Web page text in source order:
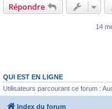
Répondre
14
QUI EST EN LIGNE
Utilisateurs parcourant ce forum :
Index du forum